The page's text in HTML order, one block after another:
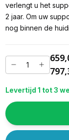
verlengt u het
2 jaar. Om uw
nog binnen de
Levertijd 1 tot 3